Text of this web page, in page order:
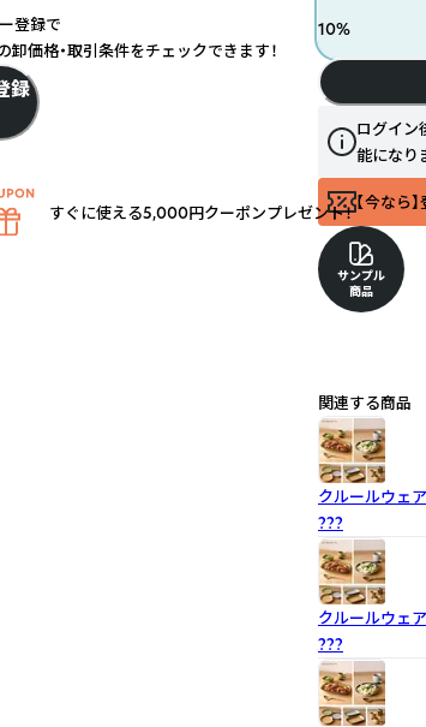
10%
ログイン
能になり
【今なら
サンプル
商品
関連する商品
クルールウェ
???
クルールウェ
???
登録で
卸価格・取引条件をチェックできます！
録
すぐに使える5,000円クーポンプレゼント！